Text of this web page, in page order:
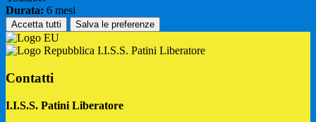
Durata: 6 mesi
Accetta tutti Salva le preferenze
I.I.S.S. Patini Liberatore
Contatti
I.I.S.S. Patini Liberatore